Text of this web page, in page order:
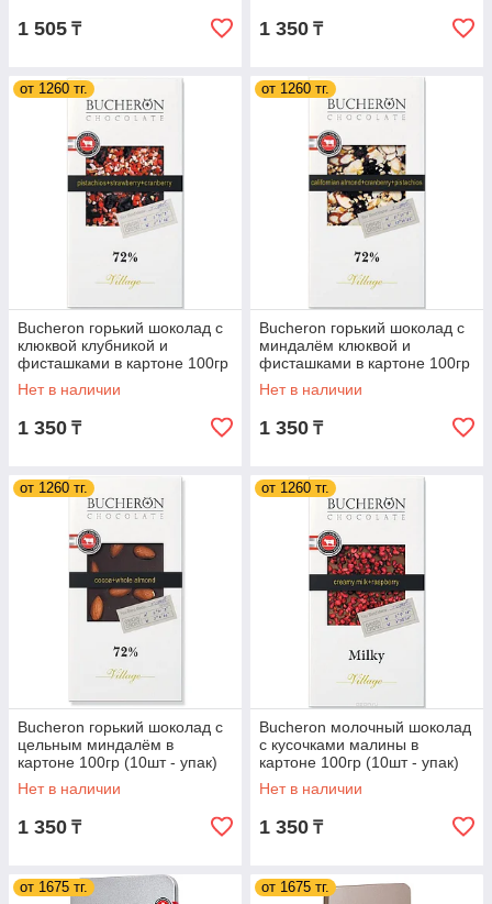
1 505 ₸ 1 350 ₸
от 1260 тг.
Bucheron горький шоколад с
клюквой клубникой и
фисташками в картоне 100гр
(10шт - упак)
Нет в наличии
1 350 ₸
от 1260 тг.
Bucheron горький шоколад с
миндалём клюквой и
фисташками в картоне 100гр
(10шт - упак)
Нет в наличии
1 350 ₸
от 1260 тг.
Bucheron горький шоколад с
цельным миндалём в
картоне 100гр (10шт - упак)
Нет в наличии
1 350 ₸
от 1260 тг.
Bucheron молочный шоколад
с кусочками малины в
картоне 100гр (10шт - упак)
Нет в наличии
1 350 ₸
от 1675 тг. от 1675 тг.